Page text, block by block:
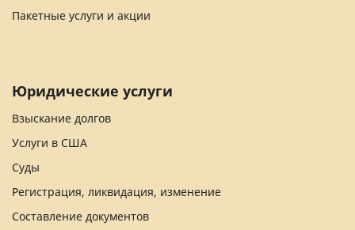
Пакетные услуги и акции
Юридические услуги
Взыскание долгов
Услуги в США
Суды
Регистрация, ликвидация, изменение
Составление документов